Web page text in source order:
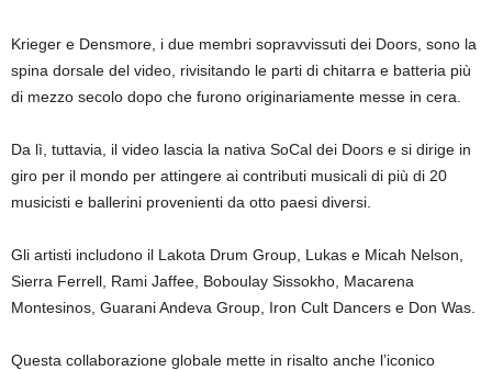
Krieger e Densmore, i due membri sopravvissuti dei Doors, sono la
spina dorsale del video, rivisitando le parti di chitarra e batteria più
di mezzo secolo dopo che furono originariamente messe in cera.
Da lì, tuttavia, il video lascia la nativa SoCal dei Doors e si dirige in
giro per il mondo per attingere ai contributi musicali di più di 20
musicisti e ballerini provenienti da otto paesi diversi.
Gli artisti includono il Lakota Drum Group, Lukas e Micah Nelson,
Sierra Ferrell, Rami Jaffee, Boboulay Sissokho, Macarena
Montesinos, Guarani Andeva Group, Iron Cult Dancers e Don Was.
Questa collaborazione globale mette in risalto anche l’iconico